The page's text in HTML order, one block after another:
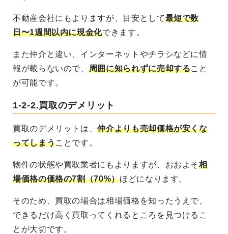
不動産会社にもよりますが、目安として最短で数
日〜1週間以内に現金化できます。
また仲介と違い、インターネットやチラシなどに情
報が載らないので、 周囲に知られずに売却すること
が可能です。
1-2-2.買取のデメリット
買取のデメリットは、仲介よりも売却価格が安くな
ってしまうことです。
物件の状態や買取業者にもよりますが、おおよそ相
場価格の価格の7割（70%）ほどになります。
そのため、買取の場合は相場価格を知ったうえで、
できるだけ高く買取ってくれるところを見つけるこ
とが大切です。